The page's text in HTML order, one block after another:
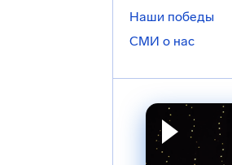
Наши победы
СМИ о нас